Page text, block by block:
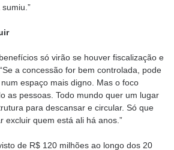
só virão se houver fiscalização e
a concessão for bem controlada, pode
espaço mais digno. Mas o foco
as pessoas. Todo mundo quer um lugar
para descansar e circular. Só que
excluir quem está ali há anos.”
de R$ 120 milhões ao longo dos 20